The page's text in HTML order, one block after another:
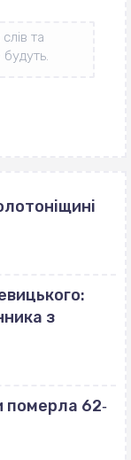
з
померла 62‐